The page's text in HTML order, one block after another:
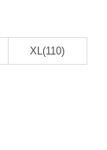
XL(110)